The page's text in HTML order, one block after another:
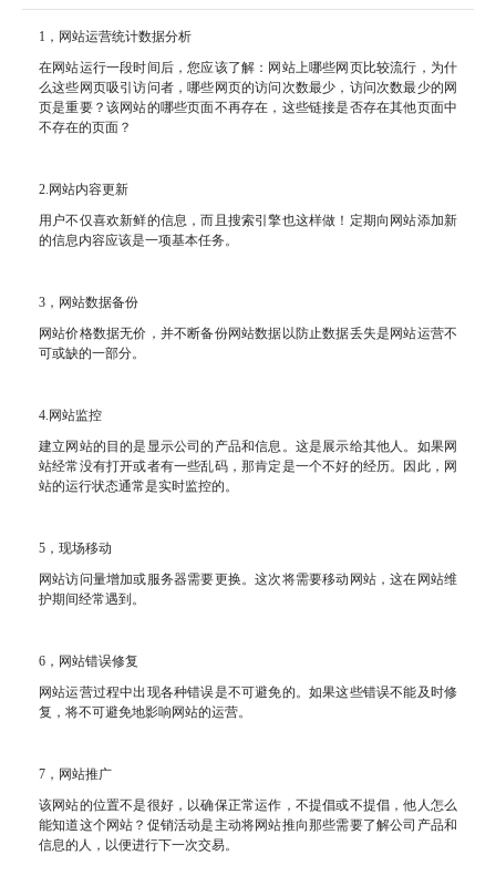
1，网站运营统计数据分析
在网站运行一段时间后，您应该了解：网站上哪些网页比较流行，为什
么这些网页吸引访问者，哪些网页的访问次数最少，访问次数最少的网
页是重要？该网站的哪些页面不再存在，这些链接是否存在其他页面中
不存在的页面？
2.网站内容更新
用户不仅喜欢新鲜的信息，而且搜索引擎也这样做！定期向网站添加新
的信息内容应该是一项基本任务。
3，网站数据备份
网站价格数据无价，并不断备份网站数据以防止数据丢失是网站运营不
可或缺的一部分。
4.网站监控
建立网站的目的是显示公司的产品和信息。这是展示给其他人。如果网
站经常没有打开或者有一些乱码，那肯定是一个不好的经历。因此，网
站的运行状态通常是实时监控的。
5，现场移动
网站访问量增加或服务器需要更换。这次将需要移动网站，这在网站维
护期间经常遇到。
6，网站错误修复
网站运营过程中出现各种错误是不可避免的。如果这些错误不能及时修
复，将不可避免地影响网站的运营。
7，网站推广
该网站的位置不是很好，以确保正常运作，不提倡或不提倡，他人怎么
能知道这个网站？促销活动是主动将网站推向那些需要了解公司产品和
信息的人，以便进行下一次交易。